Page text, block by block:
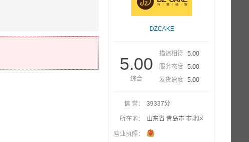
DZCAKE
5.00
综合
描述相符 5.00
服务态度
5.00
发货速度
5.00
信 誉： 39337分
所在地： 山东省 青岛市 市北区
营业执照：